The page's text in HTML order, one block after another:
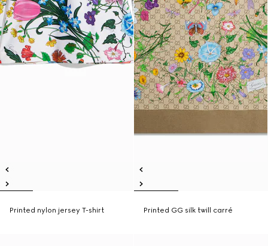
Printed nylon jersey T-shirt Printed GG silk twill carré